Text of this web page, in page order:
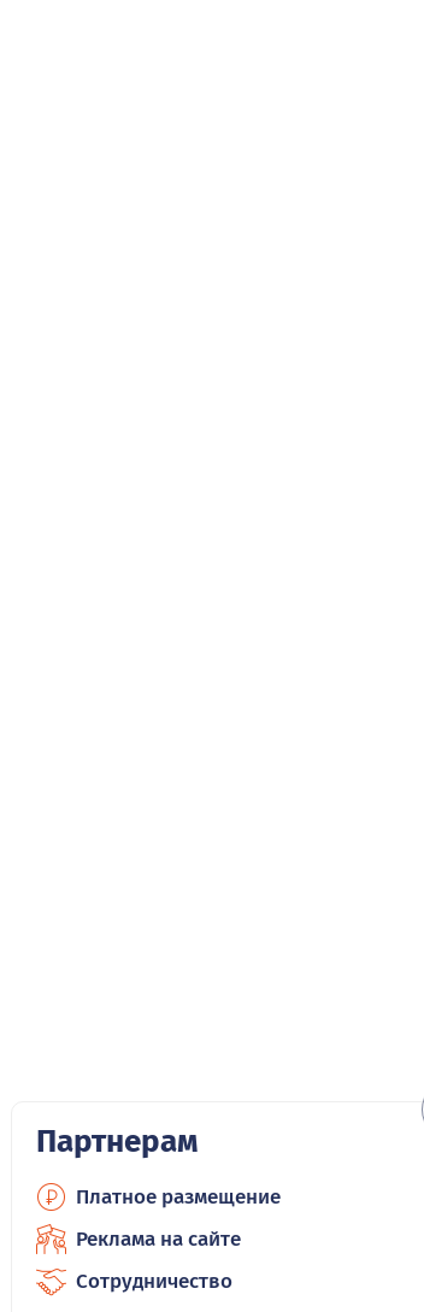
Партнерам
Платное размещение
Реклама на сайте
Сотрудничество